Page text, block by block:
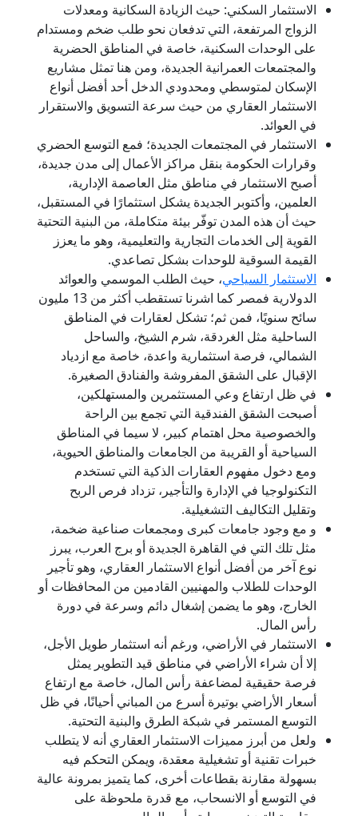
الاستثمار السكني: حيث الزيادة السكانية ومعدلات
الزواج المرتفعة، التي تدفعان نحو طلب ضخم ومستدام
على الوحدات السكنية، خاصة في المناطق الحضرية
والمجتمعات العمرانية الجديدة، ومن هنا تمثل مشاريع
الإسكان لمتوسطي ومحدودي الدخل أحد أفضل أنواع
الاستثمار العقاري من حيث سرعة التسويق والاستقرار
في العوائد.
الاستثمار في المجتمعات الجديدة؛ فمع التوسع الحضري
وقرارات الحكومة بنقل مراكز الأعمال إلى مدن جديدة،
أصبح الاستثمار في مناطق مثل العاصمة الإدارية،
العلمين، وأكتوبر الجديدة يشكل استثمارًا في المستقبل،
حيث أن هذه المدن توفّر بيئة متكاملة، من البنية التحتية
القوية إلى الخدمات التجارية والتعليمية، وهو ما يعزز
القيمة السوقية للوحدات بشكل تصاعدي.
الاستثمار السياحي، حيث الطلب الموسمي والعوائد
الدولارية فمصر كما اشرنا تستقطب أكثر من 13 مليون
سائح سنويًا، فمن ثم؛ تشكل لعقارات في المناطق
الساحلية مثل الغردقة، شرم الشيخ، والساحل
الشمالي، فرصة استثمارية واعدة، خاصة مع ازدياد
الإقبال على الشقق المفروشة والفنادق الصغيرة.
في ظل ارتفاع وعي المستثمرين والمستهلكين،
أصبحت الشقق الفندقية التي تجمع بين الراحة
والخصوصية محل اهتمام كبير، لا سيما في المناطق
السياحية أو القريبة من الجامعات والمناطق الحيوية،
ومع دخول مفهوم العقارات الذكية التي تستخدم
التكنولوجيا في الإدارة والتأجير، تزداد فرص الربح
وتقليل التكاليف التشغيلية.
و مع وجود جامعات كبرى ومجمعات صناعية ضخمة،
مثل تلك التي في القاهرة الجديدة أو برج العرب، يبرز
نوع آخر من أفضل أنواع الاستثمار العقاري، وهو تأجير
الوحدات للطلاب والمهنيين القادمين من المحافظات أو
الخارج، وهو ما يضمن إشغال دائم وسرعة في دورة
رأس المال.
الاستثمار في الأراضي، ورغم أنه استثمار طويل الأجل،
إلا أن شراء الأراضي في مناطق قيد التطوير يمثل
فرصة حقيقية لمضاعفة رأس المال، خاصة مع ارتفاع
أسعار الأراضي بوتيرة أسرع من المباني أحيانًا، في ظل
التوسع المستمر في شبكة الطرق والبنية التحتية.
ولعل من أبرز مميزات الاستثمار العقاري أنه لا يتطلب
خبرات تقنية أو تشغيلية معقدة، ويمكن التحكم فيه
بسهولة مقارنة بقطاعات أخرى، كما يتميز بمرونة عالية
في التوسع أو الانسحاب، مع قدرة ملحوظة على